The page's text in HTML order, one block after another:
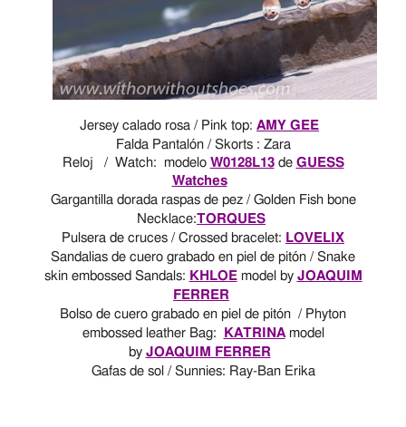
Jersey calado rosa / Pink top: AMY GEE
Falda Pantalón / Skorts : Zara
Reloj / Watch: modelo W0128L13 de GUESS
Watches
Gargantilla dorada raspas de pez / Golden Fish bone
Necklace:TORQUES
Pulsera de cruces / Crossed bracelet: LOVELIX
Sandalias de cuero grabado en piel de pitón / Snake
skin embossed Sandals: KHLOEmodel by JOAQUIM
FERRER
Bolso de cuero grabado en piel de pitón / Phyton
embossed leather Bag:
KATRINAmodel
by JOAQUIM FERRER
Gafas de sol / Sunnies: Ray-Ban Erika